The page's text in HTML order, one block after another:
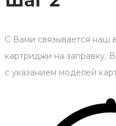
С Вами связывается наш
картриджи на заправку.
с указанием моделей